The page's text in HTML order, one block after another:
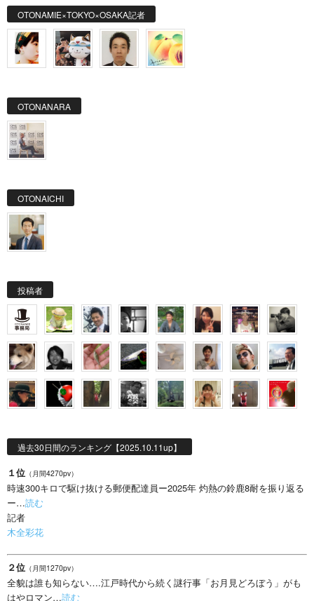
OTONAMIE×TOKYO×OSAKA記者
OTONANARA
OTONAICHI
投稿者
過去30日間のランキング【2025.10.11up】
１位 （月間4270pv）
時速300キロで駆け抜ける郵便配達員ー2025年 灼熱の鈴鹿8耐を振り返る
ー…読む
記者
木全彩花
２位 （月間1270pv）
全貌は誰も知らない….江戸時代から続く謎行事「お月見どろぼう」がも
はやロマン…読む